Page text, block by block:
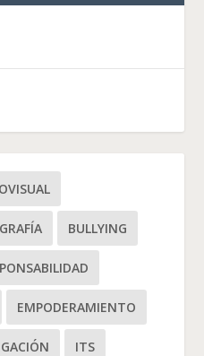
BULLYING
EMPODERAMIENTO
ITS